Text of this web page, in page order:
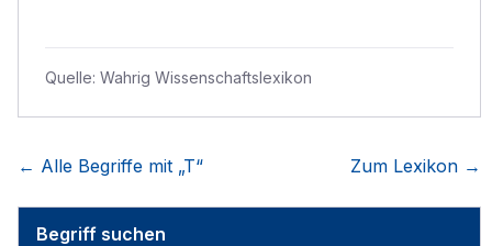
Quelle: Wahrig Wissenschaftslexikon
← Alle Begriffe mit „T“ Zum Lexikon →
Begriff suchen